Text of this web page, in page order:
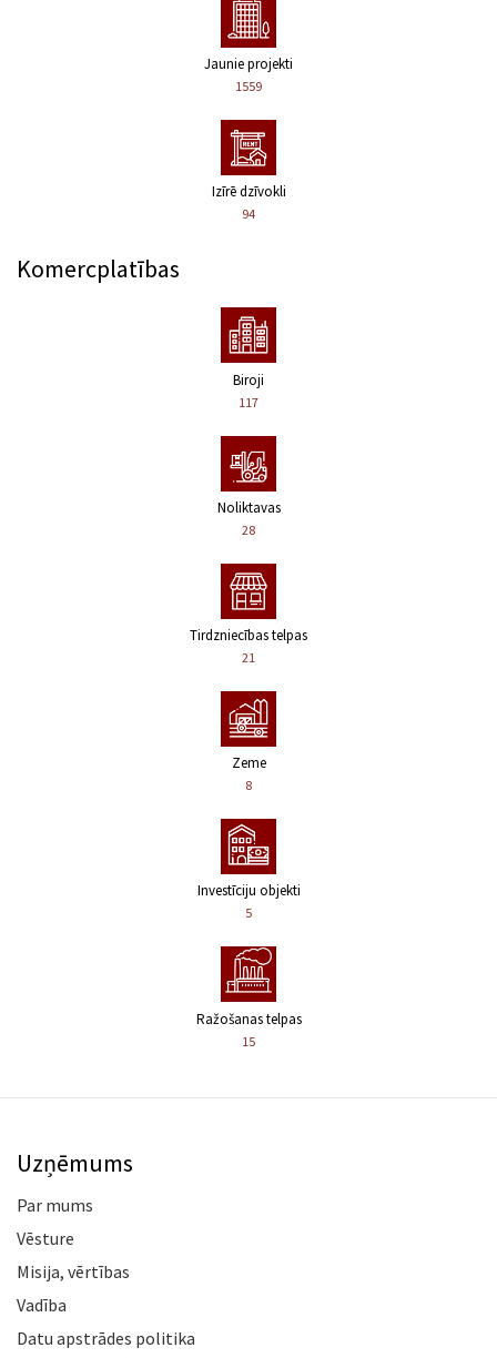
Jaunie projekti
1559
Izīrē dzīvokli
94
Komercplatības
Biroji
117
Noliktavas
28
Tirdzniecības telpas
21
Zeme
8
Investīciju objekti
5
Ražošanas telpas
15
Uzņēmums
Par mums
Vēsture
Misija, vērtības
Vadība
Datu apstrādes politika